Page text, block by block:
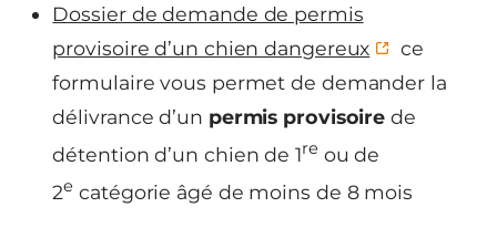
Dossier de demande de permis
provisoire d’un chien dangereux
ce
formulaire vous permet de demander la
délivrance d’un permis provisoire de
détention d’un chien de 1re ou de
2e catégorie âgé de moins de 8 mois